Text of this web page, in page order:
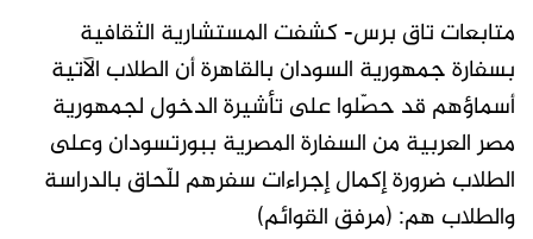
متابعات تاق برس- كشفت المستشارية الثقافية
بسفارة جمهورية السودان بالقاهرة أن الطلاب الآتية
أسماؤهم قد حصّلوا على تأشيرة الدخول لجمهورية
مصر العربية من السفارة المصرية ببورتسودان وعلى
الطلاب ضرورة إكمال إجراءات سفرهم للّحاق بالدراسة
والطلاب هم: (مرفق القوائم)